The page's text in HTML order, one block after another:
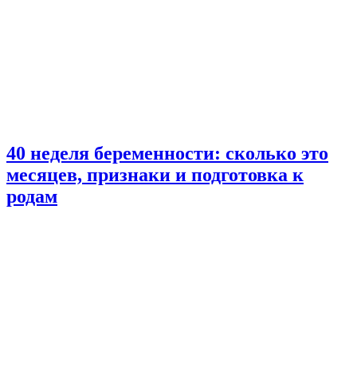
40 неделя беременности: сколько это
месяцев, признаки и подготовка к
родам